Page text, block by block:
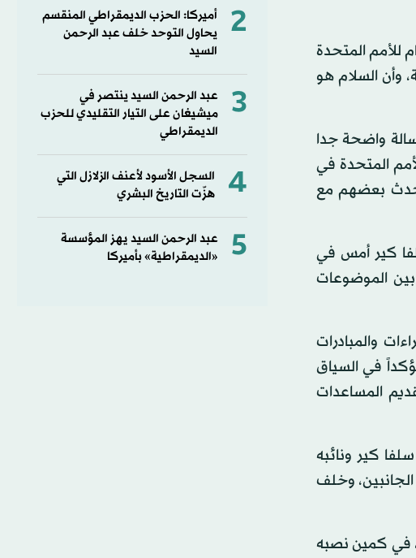
للأمم المتحدة
وأن السلام هو
واضحة جدا
المتحدة في
بعضهم مع
كير أمس في
الموضوعات
والمبادرات
في السياق
المساعدات
بين الرئيس سلفا كير ونائبه
ما زال مستمراً بين الجانبين، وخلف
وأصيب 13 آخرون، أول من أمس، في كمين نصبه
2
أميركا: الحزب الديمقراطي المنقسم
يحاول التوحد خلف عبد الرحمن
السيد
3
عبد الرحمن السيد ينتصر في
ميشيغان على التيار التقليدي للحزب
الديمقراطي
4
السجل الأسود لأعنف الزلازل التي
هزّت التاريخ البشري
5
عبد الرحمن السيد يهز المؤسسة
«الديمقراطية» بأميركا